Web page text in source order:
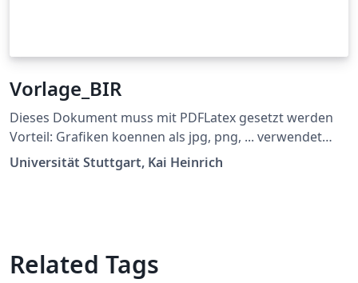
Vorlage_BIR
Dieses Dokument muss mit PDFLatex gesetzt werden
Vorteil: Grafiken koennen als jpg, png, ... verwendet
werden und die Links im Dokument sind auch gleich
richtig Ermöglicht \\ bei der Titelseite (z.B. bei
Universität Stuttgart, Kai Heinrich
Related Tags